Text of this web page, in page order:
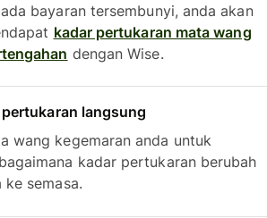
bayaran tersembunyi, anda akan
kadar pertukaran mata wang
dengan Wise.
langsung
wang kegemaran anda untuk
kadar pertukaran berubah
ke semasa.